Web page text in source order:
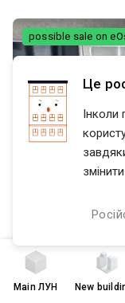
possible sale on
MainЛУН New
Це